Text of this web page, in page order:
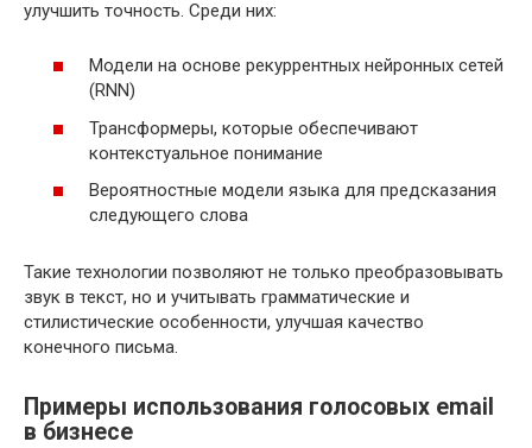
улучшить точность. Среди них:
Модели на основе рекуррентных нейронных сетей
(RNN)
Трансформеры, которые обеспечивают
контекстуальное понимание
Вероятностные модели языка для предсказания
следующего слова
Такие технологии позволяют не только преобразовывать
звук в текст, но и учитывать грамматические и
стилистические особенности, улучшая качество
конечного письма.
Примеры использования голосовых email
в бизнесе